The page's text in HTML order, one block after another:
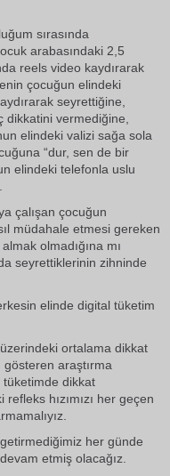
sırasında
arabasındaki 2,5
reels video kaydırarak
çocuğun elindeki
seyrettiğine,
dikkatini vermediğine,
elindeki valizi sağa sola
“dur, sen de bir
elindeki telefonla uslu
çalışan çocuğun
müdahale etmesi gereken
olmadığına mı
seyrettiklerinin zihninde
elinde digital tüketim
ortalama dikkat
araştırma
tüketimde dikkat
hızımızı her geçen
her günde
etmiş olacağız.